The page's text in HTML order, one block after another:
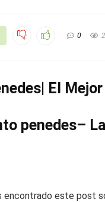
0
El
penedes–
encontrado este post